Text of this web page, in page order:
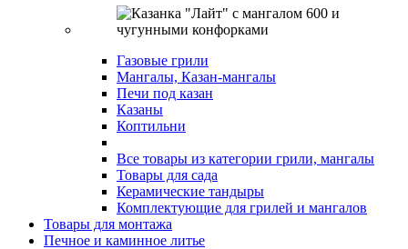
Газовые грили
Мангалы, Казан-мангалы
Печи под казан
Казаны
Коптильни
Все товары из категории грили, мангалы
Товары для сада
Керамические тандыры
Комплектующие для грилей и мангалов
Товары для монтажа
Печное и каминное литье